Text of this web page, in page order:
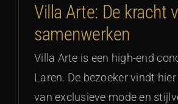
Villa Arte: De kracht
samenwerken
Villa Arte is een high-end
Laren. De bezoeker vindt
van exclusieve mode en